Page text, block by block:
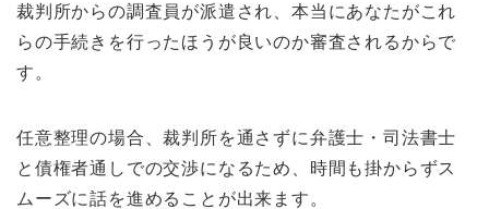
裁判所からの調査員が派遣され、本当にあなたがこれ
らの手続きを行ったほうが良いのか審査されるからで
す。
任意整理の場合、裁判所を通さずに弁護士・司法書士
と債権者通しでの交渉になるため、時間も掛からずス
ムーズに話を進めることが出来ます。